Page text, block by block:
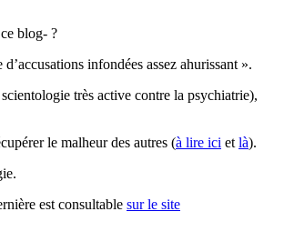
blog- ?
infondées assez ahurissant ».
très active contre la psychiatrie),
le malheur des autres (à lire ici et là).
est consultable sur le site